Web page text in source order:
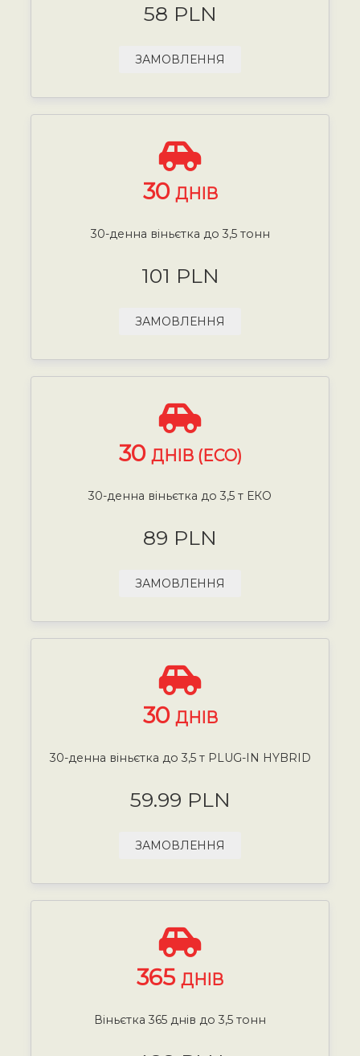
58 PLN
ЗАМОВЛЕННЯ
30 ДНІВ
30-денна віньєтка до 3,5 тонн
101 PLN
ЗАМОВЛЕННЯ
30 ДНІВ (ECO)
30-денна віньєтка до 3,5 т ЕКО
89 PLN
ЗАМОВЛЕННЯ
30 ДНІВ
30-денна віньєтка до 3,5 т PLUG-IN HYBRID
59.99 PLN
ЗАМОВЛЕННЯ
365 ДНІВ
Віньєтка 365 днів до 3,5 тонн